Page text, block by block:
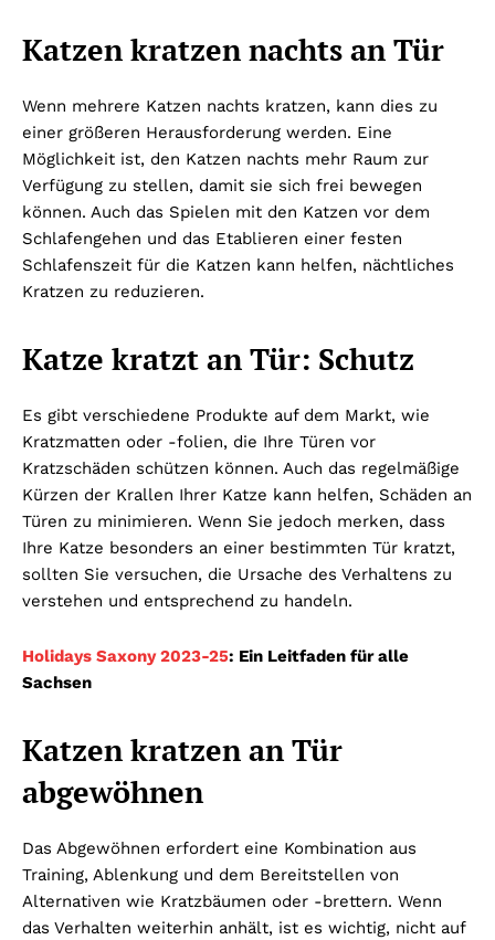
Katzen kratzen nachts an Tür
Wenn mehrere Katzen nachts kratzen, kann dies zu
einer größeren Herausforderung werden. Eine
Möglichkeit ist, den Katzen nachts mehr Raum zur
Verfügung zu stellen, damit sie sich frei bewegen
können. Auch das Spielen mit den Katzen vor dem
Schlafengehen und das Etablieren einer festen
Schlafenszeit für die Katzen kann helfen, nächtliches
Kratzen zu reduzieren.
Katze kratzt an Tür: Schutz
Es gibt verschiedene Produkte auf dem Markt, wie
Kratzmatten oder -folien, die Ihre Türen vor
Kratzschäden schützen können. Auch das regelmäßige
Kürzen der Krallen Ihrer Katze kann helfen, Schäden an
Türen zu minimieren. Wenn Sie jedoch merken, dass
Ihre Katze besonders an einer bestimmten Tür kratzt,
sollten Sie versuchen, die Ursache des Verhaltens zu
verstehen und entsprechend zu handeln.
Holidays Saxony 2023-25: Ein Leitfaden für alle
Sachsen
Katzen kratzen an Tür
abgewöhnen
Das Abgewöhnen erfordert eine Kombination aus
Training, Ablenkung und dem Bereitstellen von
Alternativen wie Kratzbäumen oder -brettern. Wenn
das Verhalten weiterhin anhält, ist es wichtig, nicht auf